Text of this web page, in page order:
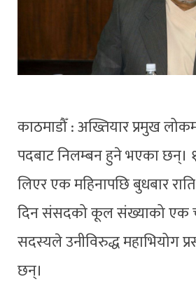
काठमाडौँ : अख्तियार प्रमुख
पदबाट निलम्बन हुने भएका छन्।
लिएर एक महिनापछि बुधबार
दिन संसदको कूल संख्याको एक
सदस्यले उनीविरुद्ध महाभियोग
छन्।